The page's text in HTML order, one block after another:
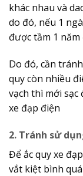
khác nhau và
do đó, nếu 1
được tầm 1
Do đó, cần
quy còn nhiều
vạch thì mới
xe đạp điện
2. Tránh sử
Để ắc quy xe
vắt kiệt bình